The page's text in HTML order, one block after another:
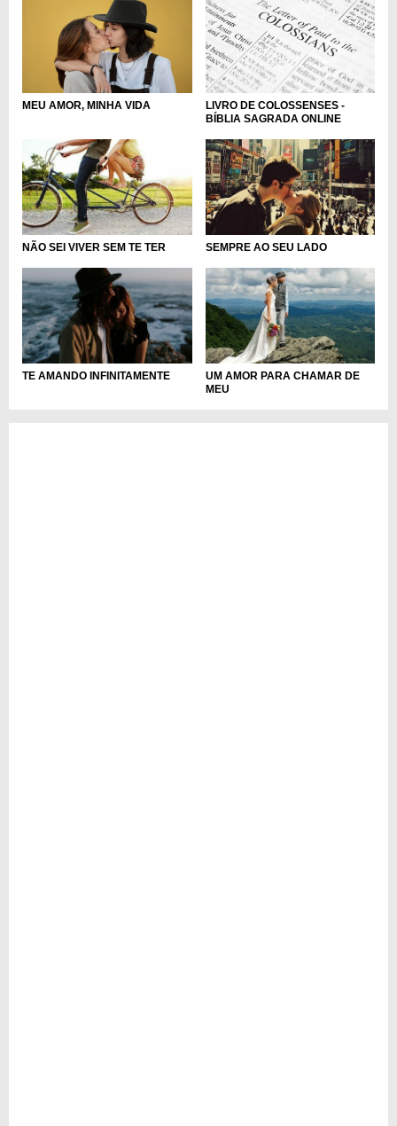
MEU AMOR, MINHA VIDA
LIVRO DE COLOSSENSES -
BÍBLIA SAGRADA ONLINE
NÃO SEI VIVER SEM TE TER SEMPRE AO SEU LADO
TE AMANDO INFINITAMENTE
UM AMOR PARA CHAMAR DE
MEU